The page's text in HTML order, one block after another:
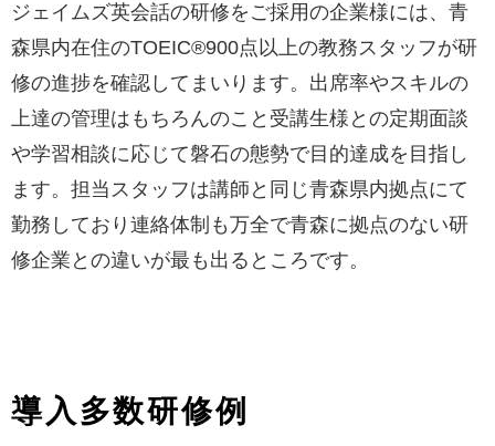
ジェイムズ英会話の研修をご採用の企業様には、青
森県内在住のTOEIC®900点以上の教務スタッフが研
修の進捗を確認してまいります。出席率やスキルの
上達の管理はもちろんのこと受講生様との定期面談
や学習相談に応じて磐石の態勢で目的達成を目指し
ます。担当スタッフは講師と同じ青森県内拠点にて
勤務しており連絡体制も万全で青森に拠点のない研
修企業との違いが最も出るところです。
導入多数研修例